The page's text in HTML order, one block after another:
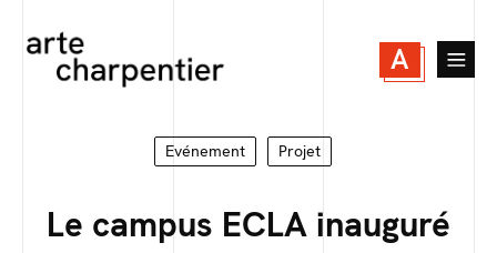
A
Evénement Projet
Le campus ECLA inauguré